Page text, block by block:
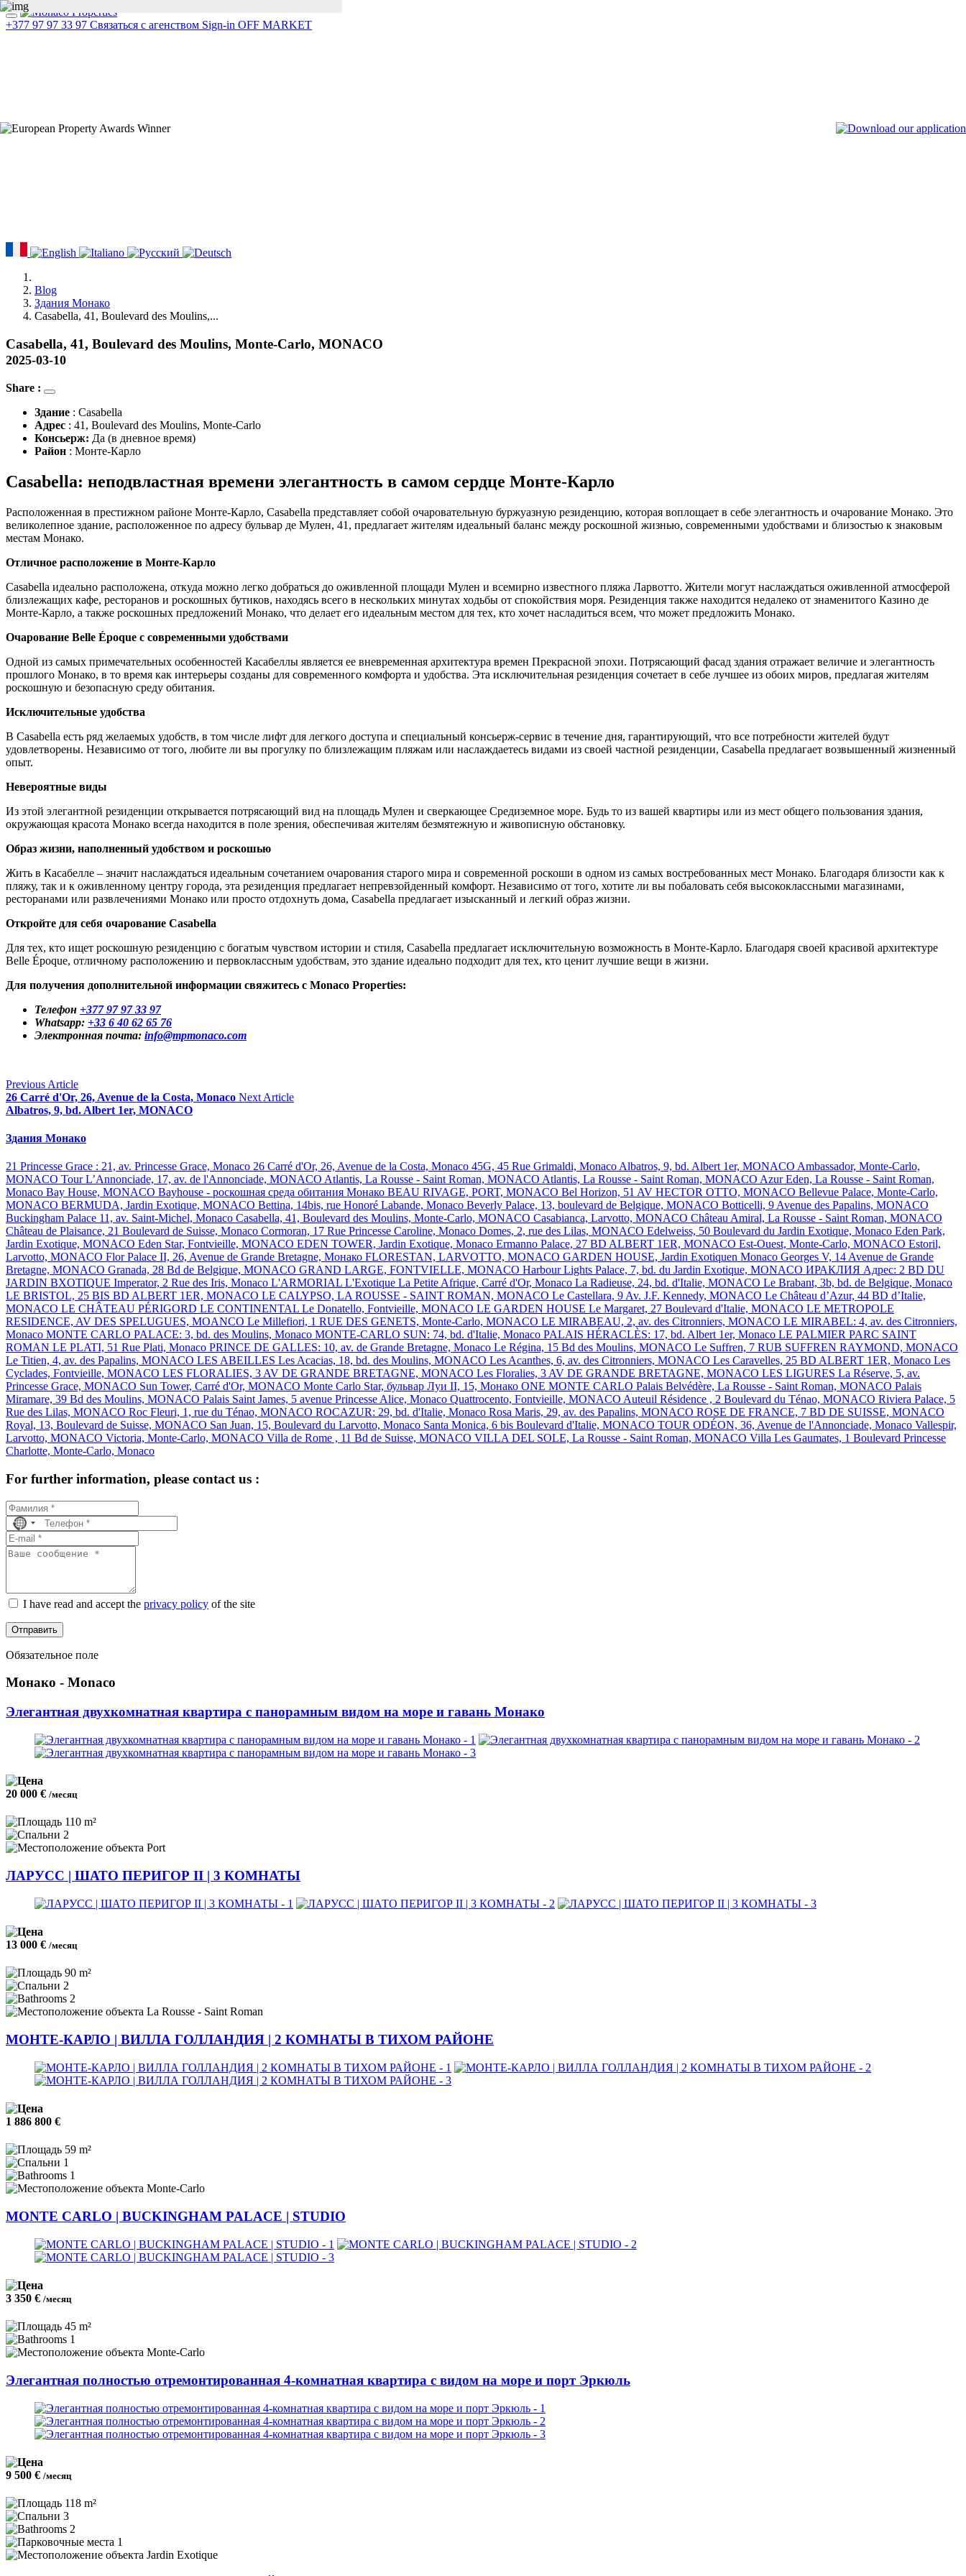
+377 97 97 33 97 Связаться с агенством Sign-in OFF MARKET
Blog
Здания Монако
Casabella, 41, Boulevard des Moulins,...
Casabella, 41, Boulevard des Moulins, Monte-Carlo, MONACO
2025-03-10
Share :
Здание : Casabella
Адрес : 41, Boulevard des Moulins, Monte-Carlo
Консьерж: Да (в дневное время)
Район : Монте-Карло
Casabella: неподвластная времени элегантность в самом сердце Монте-Карло
Расположенная в престижном районе Монте-Карло, Casabella представляет собой очаровательную буржуазную резиденцию, которая воплощает в себе элегантность и очарование Монако. Это
великолепное здание, расположенное по адресу бульвар де Мулен, 41, предлагает жителям идеальный баланс между роскошной жизнью, современными удобствами и близостью к знаковым
местам Монако.
Отличное расположение в Монте-Карло
Casabella идеально расположена, откуда можно легко добраться до оживленной площади Мулен и всемирно известного пляжа Ларвотто. Жители могут наслаждаться оживленной атмосферой
близлежащих кафе, ресторанов и роскошных бутиков, находясь всего в нескольких минутах ходьбы от спокойствия моря. Резиденция также находится недалеко от знаменитого Казино де
Монте-Карло, а также роскошных предложений Монако, что делает его идеальным местом для тех, кто хочет насладиться всем, что может предложить Монако.
Очарование Belle Époque с современными удобствами
Одной из самых примечательных особенностей Касабеллы является ее вневременная архитектура времен Прекрасной эпохи. Потрясающий фасад здания отражает величие и элегантность
прошлого Монако, в то время как интерьеры созданы для современного комфорта и удобства. Эта исключительная резиденция сочетает в себе лучшее из обоих миров, предлагая жителям
роскошную и безопасную среду обитания.
Исключительные удобства
В Casabella есть ряд желаемых удобств, в том числе лифт для легкого доступа и специальный консьерж-сервис в течение дня, гарантирующий, что все потребности жителей будут
удовлетворены. Независимо от того, любите ли вы прогулку по близлежащим пляжам или наслаждаетесь видами из своей частной резиденции, Casabella предлагает возвышенный жизненный
опыт.
Невероятные виды
Из этой элегантной резиденции открывается потрясающий вид на площадь Мулен и сверкающее Средиземное море. Будь то из вашей квартиры или из мест общего пользования здания,
окружающая красота Монако всегда находится в поле зрения, обеспечивая жителям безмятежную и живописную обстановку.
Образ жизни, наполненный удобством и роскошью
Жить в Касабелле – значит наслаждаться идеальным сочетанием очарования старого мира и современной роскоши в одном из самых востребованных мест Монако. Благодаря близости как к
пляжу, так и к оживленному центру города, эта резиденция предлагает непревзойденный комфорт. Независимо от того, хотите ли вы побаловать себя высококлассными магазинами,
ресторанами или развлечениями Монако или просто отдохнуть дома, Casabella предлагает изысканный и легкий образ жизни.
Откройте для себя очарование Casabella
Для тех, кто ищет роскошную резиденцию с богатым чувством истории и стиля, Casabella предлагает исключительную возможность в Монте-Карло. Благодаря своей красивой архитектуре
Belle Époque, отличному расположению и первоклассным удобствам, это здание идеально подходит для тех, кто ценит лучшие вещи в жизни.
Для получения дополнительной информации свяжитесь с Monaco Properties:
Телефон +377 97 97 33 97
Whatsapp: +33 6 40 62 65 76
Электронная почта: info@mpmonaco.com
Previous Article
26 Carré d'Or, 26, Avenue de la Costa, Monaco Next Article
Albatros, 9, bd. Albert 1er, MONACO
Здания Монако
21 Princesse Grace : 21, av. Princesse Grace, Monaco 26 Carré d'Or, 26, Avenue de la Costa, Monaco 45G, 45 Rue Grimaldi, Monaco Albatros, 9, bd. Albert 1er, MONACO Ambassador, Monte-Carlo,
MONACO Tour L’Annonciade, 17, av. de l'Annonciade, MONACO Atlantis, La Rousse - Saint Roman, MONACO Atlantis, La Rousse - Saint Roman, MONACO Azur Eden, La Rousse - Saint Roman,
Monaco Bay House, MONACO Bayhouse - роскошная среда обитания Монако BEAU RIVAGE, PORT, MONACO Bel Horizon, 51 AV HECTOR OTTO, MONACO Bellevue Palace, Monte-Carlo,
MONACO BERMUDA, Jardin Exotique, MONACO Bettina, 14bis, rue Honoré Labande, Monaco Beverly Palace, 13, boulevard de Belgique, MONACO Botticelli, 9 Avenue des Papalins, MONACO
Buckingham Palace 11, av. Saint-Michel, Monaco Casabella, 41, Boulevard des Moulins, Monte-Carlo, MONACO Casabianca, Larvotto, MONACO Château Amiral, La Rousse - Saint Roman, MONACO
Château de Plaisance, 21 Boulevard de Suisse, Monaco Cormoran, 17 Rue Princesse Caroline, Monaco Domes, 2, rue des Lilas, MONACO Edelweiss, 50 Boulevard du Jardin Exotique, Monaco Eden Park,
Jardin Exotique, MONACO Eden Star, Fontvieille, MONACO EDEN TOWER, Jardin Exotique, Monaco Ermanno Palace, 27 BD ALBERT 1ER, MONACO Est-Ouest, Monte-Carlo, MONACO Estoril,
Larvotto, MONACO Flor Palace II, 26, Avenue de Grande Bretagne, Монако FLORESTAN, LARVOTTO, MONACO GARDEN HOUSE, Jardin Exotiquen Monaco Georges V, 14 Avenue de Grande
Bretagne, MONACO Granada, 28 Bd de Belgique, MONACO GRAND LARGE, FONTVIELLE, MONACO Harbour Lights Palace, 7, bd. du Jardin Exotique, MONACO ИРАКЛИЯ Адрес: 2 BD DU
JARDIN BXOTIQUE Imperator, 2 Rue des Iris, Monaco L'ARMORIAL L'Exotique La Petite Afrique, Carré d'Or, Monaco La Radieuse, 24, bd. d'Italie, MONACO Le Brabant, 3b, bd. de Belgique, Monaco
LE BRISTOL, 25 BIS BD ALBERT 1ER, MONACO LE CALYPSO, LA ROUSSE - SAINT ROMAN, MONACO Le Castellara, 9 Av. J.F. Kennedy, MONACO Le Château d’Azur, 44 BD d’Italie,
MONACO LE CHÂTEAU PÉRIGORD LE CONTINENTAL Le Donatello, Fontvieille, MONACO LE GARDEN HOUSE Le Margaret, 27 Boulevard d'Italie, MONACO LE METROPOLE
RESIDENCE, AV DES SPELUGUES, MOANCO Le Millefiori, 1 RUE DES GENETS, Monte-Carlo, MONACO LE MIRABEAU, 2, av. des Citronniers, MONACO LE MIRABEL: 4, av. des Citronniers,
Monaco MONTE CARLO PALACE: 3, bd. des Moulins, Monaco MONTE-CARLO SUN: 74, bd. d'Italie, Monaco PALAIS HÉRACLÈS: 17, bd. Albert 1er, Monaco LE PALMIER PARC SAINT
ROMAN LE PLATI, 51 Rue Plati, Monaco PRINCE DE GALLES: 10, av. de Grande Bretagne, Monaco Le Régina, 15 Bd des Moulins, MONACO Le Suffren, 7 RUB SUFFREN RAYMOND, MONACO
Le Titien, 4, av. des Papalins, MONACO LES ABEILLES Les Acacias, 18, bd. des Moulins, MONACO Les Acanthes, 6, av. des Citronniers, MONACO Les Caravelles, 25 BD ALBERT 1ER, Monaco Les
Cyclades, Fontvieille, MONACO LES FLORALIES, 3 AV DE GRANDE BRETAGNE, MONACO Les Floralies, 3 AV DE GRANDE BRETAGNE, MONACO LES LIGURES La Réserve, 5, av.
Princesse Grace, MONACO Sun Tower, Carré d'Or, MONACO Monte Carlo Star, бульвар Луи II, 15, Монако ONE MONTE CARLO Palais Belvédère, La Rousse - Saint Roman, MONACO Palais
Miramare, 39 Bd des Moulins, MONACO Palais Saint James, 5 avenue Princesse Alice, Monaco Quattrocento, Fontvieille, MONACO Auteuil Résidence , 2 Boulevard du Ténao, MONACO Riviera Palace, 5
Rue des Lilas, MONACO Roc Fleuri, 1, rue du Ténao, MONACO ROCAZUR: 29, bd. d'Italie, Monaco Rosa Maris, 29, av. des Papalins, MONACO ROSE DE FRANCE, 7 BD DE SUISSE, MONACO
Royal, 13, Boulevard de Suisse, MONACO San Juan, 15, Boulevard du Larvotto, Monaco Santa Monica, 6 bis Boulevard d'Italie, MONACO TOUR ODÉON, 36, Avenue de l'Annonciade, Monaco Vallespir,
Larvotto, MONACO Victoria, Monte-Carlo, MONACO Villa de Rome , 11 Bd de Suisse, MONACO VILLA DEL SOLE, La Rousse - Saint Roman, MONACO Villa Les Gaumates, 1 Boulevard Princesse
Charlotte, Monte-Carlo, Monaco
For further information, please contact us :
No
country
selected
I have read and accept the privacy policy of the site
Отправить
Обязательное поле
Монако - Monaco
Элегантная двухкомнатная квартира с панорамным видом на море и гавань Монако
20 000 € /месяц
110 m²
2
Port
ЛАРУСС | ШАТО ПЕРИГОР II | 3 КОМНАТЫ
13 000 € /месяц
90 m²
2
2
La Rousse - Saint Roman
МОНТЕ-КАРЛО | ВИЛЛА ГОЛЛАНДИЯ | 2 КОМНАТЫ В ТИХОМ РАЙОНЕ
1 886 800 €
59 m²
1
1
Monte-Carlo
MONTE CARLO | BUCKINGHAM PALACE | STUDIO
3 350 € /месяц
45 m²
1
Monte-Carlo
Элегантная полностью отремонтированная 4-комнатная квартира с видом на море и порт Эркюль
9 500 € /месяц
118 m²
3
2
1
Jardin Exotique